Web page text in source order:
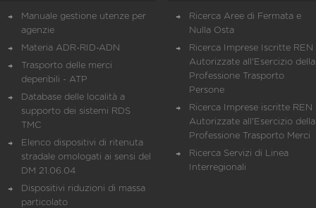
Manuale gestione utenze per
agenzie
Materia ADR-RID-ADN
Trasporto delle merci
deperibili - ATP
Database delle località a
supporto dei sistemi RDS
TMC
Elenco dispositivi di ritenuta
stradale omologati ai sensi del
DM 21.06.04
Dispositivi riduzioni di massa
particolato
Ricerca Aree di Fermata e
Nulla Osta
Ricerca Imprese Iscritte REN
Autorizzate all'Esercizio della
Professione Trasporto
Persone
Ricerca Imprese iscritte REN
Autorizzate all'Esercizio della
Professione Trasporto Merci
Ricerca Servizi di Linea
Interregionali